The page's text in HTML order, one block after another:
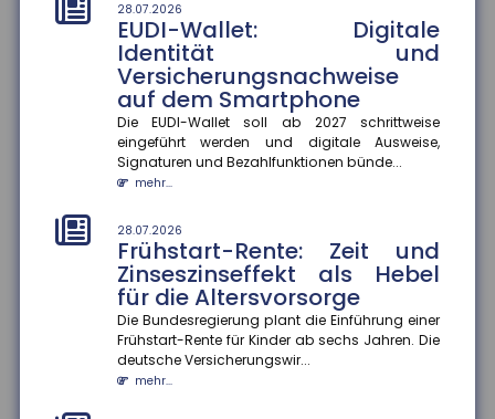
28.07.2026
EUDI-Wallet: Digitale
Identität und
Versicherungsnachweise
auf dem Smartphone
Die EUDI-Wallet soll ab 2027 schrittweise
eingeführt werden und digitale Ausweise,
Signaturen und Bezahlfunktionen bünde...
mehr...
28.07.2026
Frühstart-Rente: Zeit und
Zinseszinseffekt als Hebel
für die Altersvorsorge
Die Bundesregierung plant die Einführung einer
Frühstart-Rente für Kinder ab sechs Jahren. Die
deutsche Versicherungswir...
mehr...
28.07.2026
Berufliche Mobilität: Immer
mehr Beschäftigte wechseln
den Beruf
Der Anteil der Beschäftigten, die innerhalb eines
Jahres ihren Beruf wechseln, ist zwischen 2013 und
2024 um 13 Prozentp...
mehr...
28.07.2026
Geschlechterspezifische
Mobilität: Wie Umzüge
Karrierechancen beeinflussen
Paare, die umziehen, stehen oft vor der
Herausforderung, berufliche Kompromisse eingehen
zu müssen. Eine aktuelle Studie...
mehr...